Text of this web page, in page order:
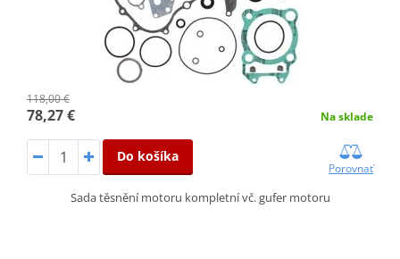
118,00 €
78,27 € Na sklade
Do košíka
Porovnať
Sada těsnění motoru kompletní vč. gufer motoru